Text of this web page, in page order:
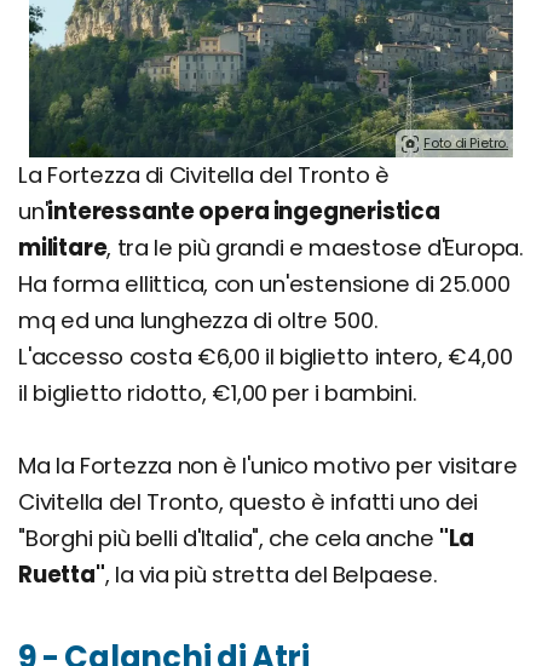
Foto di Pietro.
La Fortezza di Civitella del Tronto è
un'interessante opera ingegneristica
militare, tra le più grandi e maestose d'Europa.
Ha forma ellittica, con un'estensione di 25.000
mq ed una lunghezza di oltre 500.
L'accesso costa €6,00 il biglietto intero, €4,00
il biglietto ridotto, €1,00 per i bambini.
Ma la Fortezza non è l'unico motivo per visitare
Civitella del Tronto, questo è infatti uno dei
"Borghi più belli d'Italia", che cela anche "La
Ruetta", la via più stretta del Belpaese.